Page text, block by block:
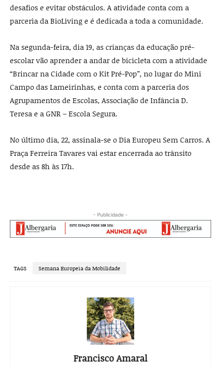
desafios e evitar obstáculos. A atividade conta com a
parceria da BioLiving e é dedicada a toda a comunidade.
Na segunda-feira, dia 19, as crianças da educação pré-
escolar vão aprender a andar de bicicleta com a atividade
“Brincar na Cidade com o Kit Pré-Pop”, no lugar do Mini
Campo das Lameirinhas, e conta com a parceria dos
Agrupamentos de Escolas, Associação de Infância D.
Teresa e a GNR – Escola Segura.
No último dia, 22, assinala-se o Dia Europeu Sem Carros. A
Praça Ferreira Tavares vai estar encerrada ao trânsito
desde as 8h às 17h.
- Publicidade -
TAGS Semana Europeia da Mobilidade
Francisco Amaral